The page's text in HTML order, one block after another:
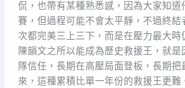
侃，也帶有某種熟悉感，因為大家知道
賽，但過程可能不會太平靜，不過終結
次都完美三上三下，而是在壓力最大時
陳韻文之所以能成為歷史救援王，就是
隊信任，長期在高壓局面登板，長期把
來，這種累積比單一年份的救援王更難